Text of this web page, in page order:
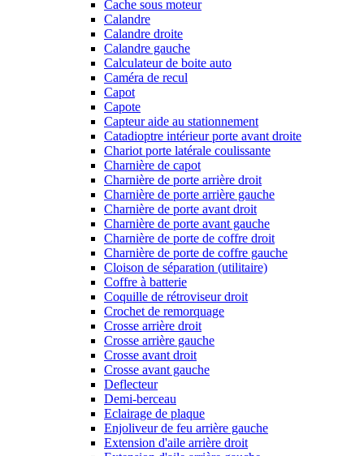
Cache sous moteur
Calandre
Calandre droite
Calandre gauche
Calculateur de boite auto
Caméra de recul
Capot
Capote
Capteur aide au stationnement
Catadioptre intérieur porte avant droite
Chariot porte latérale coulissante
Charnière de capot
Charnière de porte arrière droit
Charnière de porte arrière gauche
Charnière de porte avant droit
Charnière de porte avant gauche
Charnière de porte de coffre droit
Charnière de porte de coffre gauche
Cloison de séparation (utilitaire)
Coffre à batterie
Coquille de rétroviseur droit
Crochet de remorquage
Crosse arrière droit
Crosse arrière gauche
Crosse avant droit
Crosse avant gauche
Deflecteur
Demi-berceau
Eclairage de plaque
Enjoliveur de feu arrière gauche
Extension d'aile arrière droit